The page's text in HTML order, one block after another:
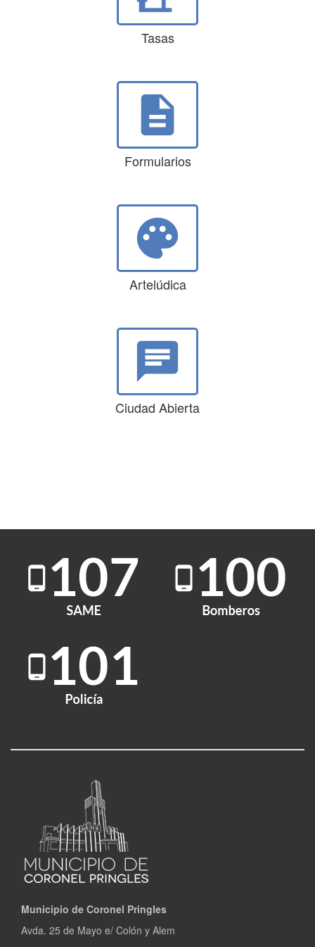
Tasas
description
Formularios
palette
Artelúdica
chat
Ciudad Abierta
Municipio de Coronel Pringles
Avda. 25 de Mayo e/ Colón y Alem